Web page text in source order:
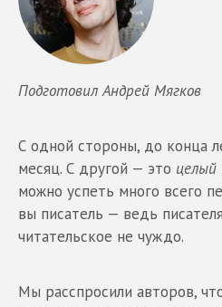
Подготовил Андрей Мягков
С одной стороны, до конца
месяц. С другой — это целый
можно успеть много всего
вы писатель — ведь
читательское не чуждо.
Мы расспросили авторов,